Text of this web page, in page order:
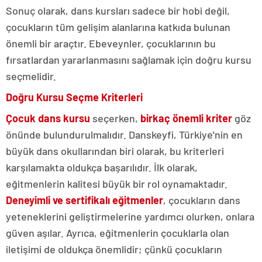
Sonuç olarak, dans kursları sadece bir hobi değil,
çocukların tüm gelişim alanlarına katkıda bulunan
önemli bir araçtır. Ebeveynler, çocuklarının bu
fırsatlardan yararlanmasını sağlamak için doğru kursu
seçmelidir.
Doğru Kursu Seçme Kriterleri
Çocuk dans kursu seçerken, birkaç önemli kriter göz
önünde bulundurulmalıdır. Danskeyfi, Türkiye'nin en
büyük dans okullarından biri olarak, bu kriterleri
karşılamakta oldukça başarılıdır. İlk olarak,
eğitmenlerin kalitesi büyük bir rol oynamaktadır.
Deneyimli ve sertifikalı eğitmenler, çocukların dans
yeteneklerini geliştirmelerine yardımcı olurken, onlara
güven aşılar. Ayrıca, eğitmenlerin çocuklarla olan
iletişimi de oldukça önemlidir; çünkü çocukların